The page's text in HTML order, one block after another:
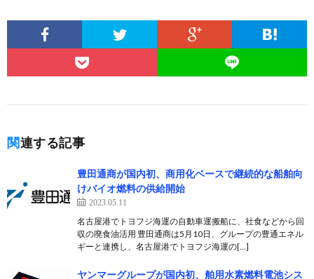
関連する記事
豊田通商が国内初、商用化ベースで継続的な船舶向
けバイオ燃料の供給開始
2023.05.11
名古屋港でトヨフジ海運の自動車運搬船に、社食などから回
収の廃食油活用 豊田通商は5月10日、グループの豊通エネル
ギーと連携し、名古屋港でトヨフジ海運の[…]
ヤンマーグループが国内初、舶用水素燃料電池シス